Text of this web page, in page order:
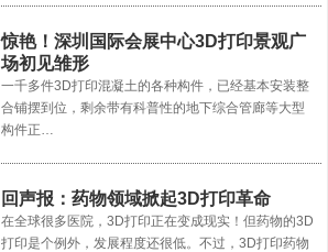
惊艳！深圳国际会展中心3D打印景观广
场初见雏形
一千多件3D打印混凝土的各种构件，已经基本安装整
合铺摆到位，剩余带有科普性的地下综合管廊等大型
构件正…
回声报：药物领域掀起3D打印革命
在全球很多医院，3D打印正在变成现实！但药物的3D
打印是个例外，发展程度还很低。不过，3D打印药物